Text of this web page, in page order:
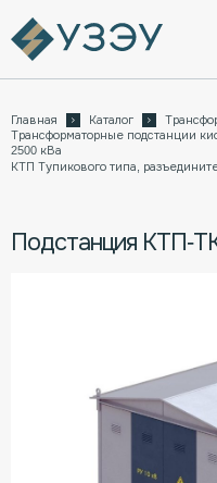
Главная Каталог
Трансформаторные подстанции
2500 кВа
КТП Тупикового типа,
Подстанция КТП-